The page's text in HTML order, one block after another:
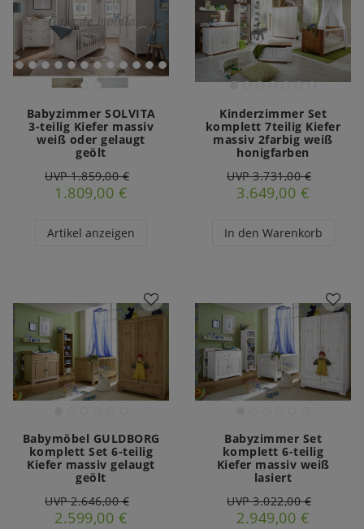
Babyzimmer SOLVITA
3-teilig Kiefer massiv
weiß oder gelaugt
geölt
UVP 1.859,00 €
1.809,00 €
Artikel anzeigen
Kinderzimmer Set
komplett 7teilig Kiefer
massiv 2farbig weiß
honigfarben
UVP 3.731,00 €
3.649,00 €
In den Warenkorb
Babymöbel GULDBORG
komplett Set 6-teilig
Kiefer massiv gelaugt
geölt
UVP 2.646,00 €
2.599,00 €
Babyzimmer Set
komplett 6-teilig
Kiefer massiv weiß
lasiert
UVP 3.022,00 €
2.949,00 €